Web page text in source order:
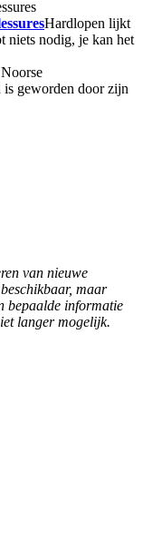
Hardlopen lijkt
niets nodig, je kan het
is geworden door zijn
van nieuwe
maar
bepaalde informatie
langer mogelijk.